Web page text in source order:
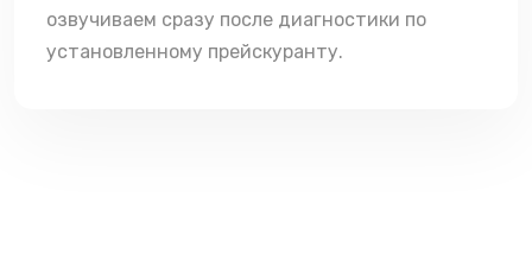
озвучиваем сразу после диагностики по
установленному прейскуранту.